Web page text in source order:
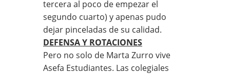
tercera al poco de empezar el
segundo cuarto) y apenas pudo
dejar pinceladas de su calidad.
DEFENSA Y ROTACIONES
Pero no solo de Marta Zurro vive
Asefa Estudiantes. Las colegiales